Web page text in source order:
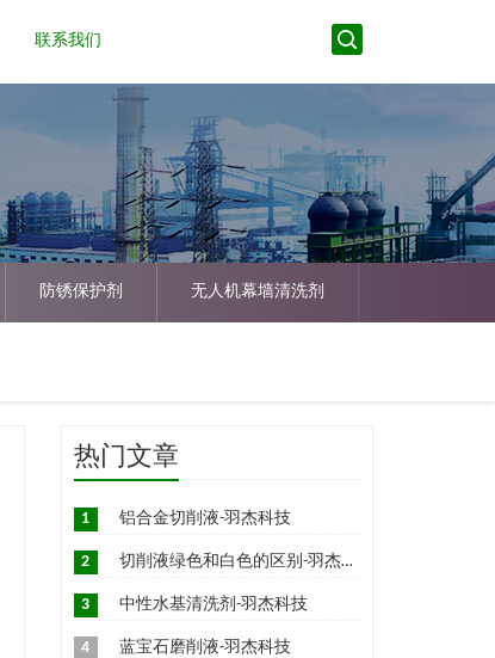
联系我们
防锈保护剂 无人机幕墙清洗剂
热门文章
1 铝合金切削液-羽杰科技
2 切削液绿色和白色的区别-羽杰科技
3 中性水基清洗剂-羽杰科技
4 蓝宝石磨削液-羽杰科技